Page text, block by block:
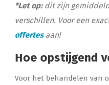
*Let op:dit zijn
verschillen. Voor een
offertesaan!
Hoe opstijgend
Voor het behandelen van